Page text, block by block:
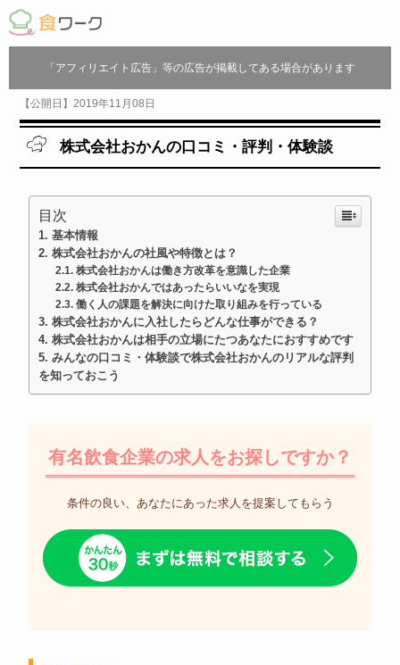
「アフィリエイト広告」等の広告が掲載してある場合があります
【公開日】2019年11月08日
株式会社おかんの口コミ・評判・体験談
目次
基本情報
株式会社おかんの社風や特徴とは？
株式会社おかんは働き方改革を意識した企業
株式会社おかんではあったらいいなを実現
働く人の課題を解決に向けた取り組みを行っている
株式会社おかんに入社したらどんな仕事ができる？
株式会社おかんは相手の立場にたつあなたにおすすめです
みんなの口コミ・体験談で株式会社おかんのリアルな評判
を知っておこう
有名飲食企業の求人をお探しですか？
条件の良い、あなたにあった求人を提案してもらう